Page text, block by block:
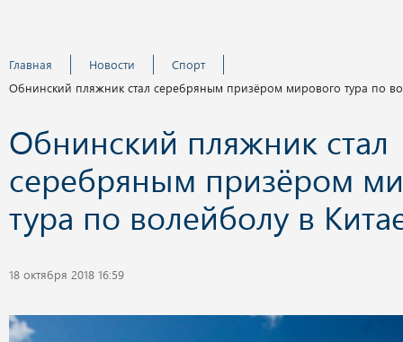
Главная Новости
Спорт
Обнинский пляжник стал серебряным призёром мирового тура по
Обнинский пляжник стал
серебряным призёром
тура по волейболу в
18 октября 2018 16:59